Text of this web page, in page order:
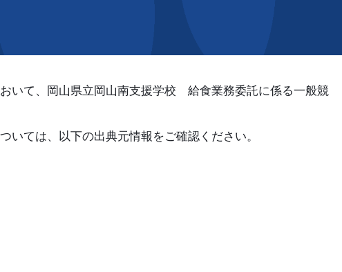
いて、岡山県立岡山南支援学校 給食業務委託に係る一般競
いては、以下の出典元情報をご確認ください。